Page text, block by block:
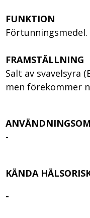
FUNKTION
Förtunningsmedel.
FRAMSTÄLLNING
Salt av svavelsyra
men förekommer
-
KÄNDA
-